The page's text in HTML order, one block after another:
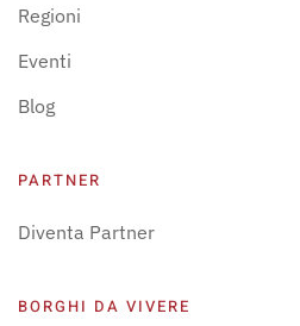
Regioni
Eventi
Blog
PARTNER
Diventa Partner
BORGHI DA VIVERE